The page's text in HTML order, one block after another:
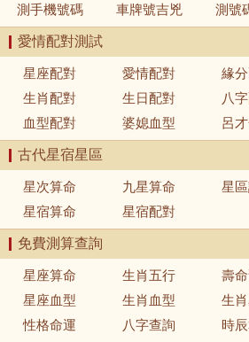
測手機號碼 車牌號吉兇 測號
愛情配對測試
星座配對 愛情配對 緣
生肖配對
生日配對 八
血型配對
婆媳血型 呂
古代星宿星區
星次算命 九星算命 星
星宿算命
星宿配對
免費測算查詢
星座算命 生肖五行 壽
星座血型
生肖血型 生
性格命運
八字查詢 時